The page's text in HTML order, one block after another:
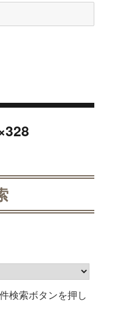
検索ボタンを押し